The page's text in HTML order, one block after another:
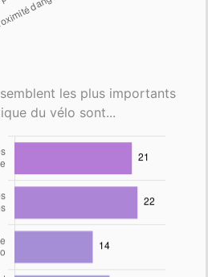
les plus importants
du vélo sont...